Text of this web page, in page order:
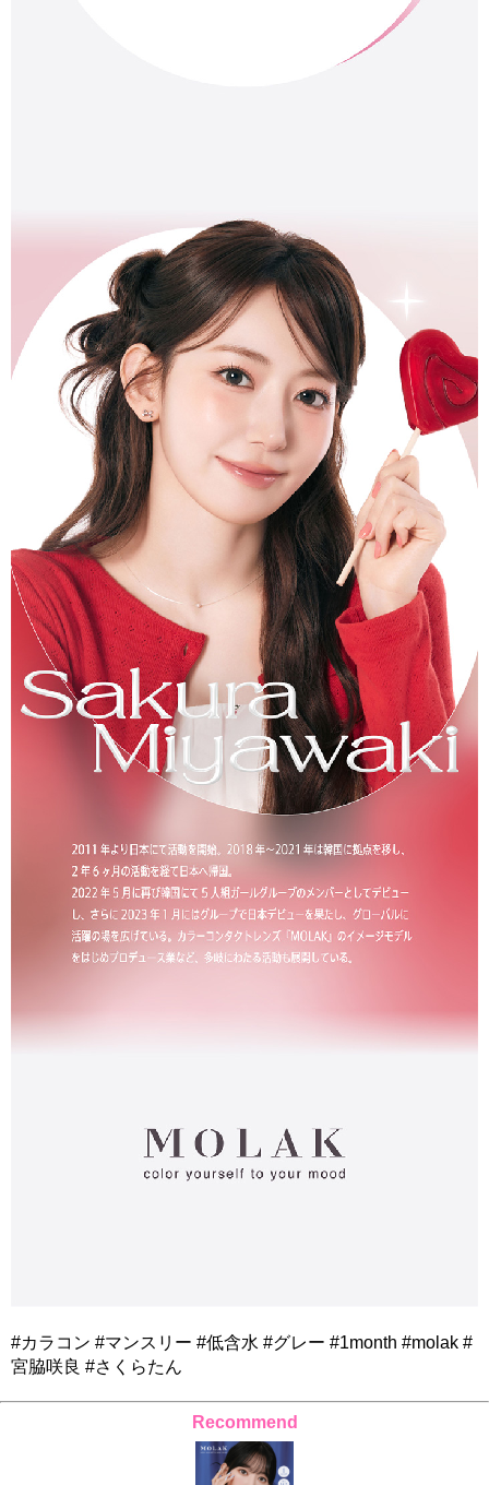
#カラコン #マンスリー #低含水 #グレー #1month #molak #
宮脇咲良 #さくらたん
Recommend